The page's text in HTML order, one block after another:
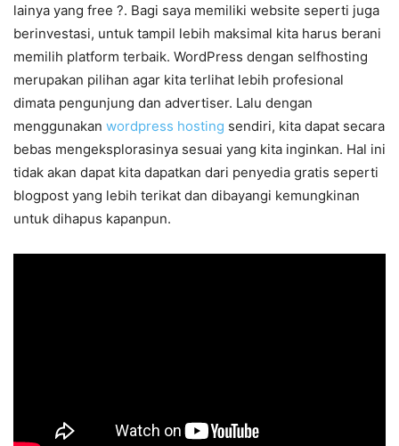
lainya yang free ?. Bagi saya memiliki website seperti juga
berinvestasi, untuk tampil lebih maksimal kita harus berani
memilih platform terbaik. WordPress dengan selfhosting
merupakan pilihan agar kita terlihat lebih profesional
dimata pengunjung dan advertiser. Lalu dengan
menggunakan wordpress hosting sendiri, kita dapat secara
bebas mengeksplorasinya sesuai yang kita inginkan. Hal ini
tidak akan dapat kita dapatkan dari penyedia gratis seperti
blogpost yang lebih terikat dan dibayangi kemungkinan
untuk dihapus kapanpun.